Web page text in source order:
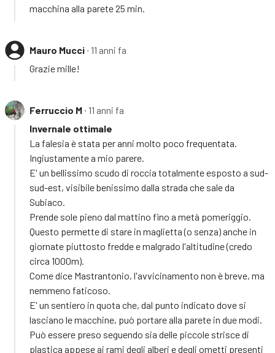
macchina alla parete 25 min.
Mauro Mucci ∙ 11 anni fa
Grazie mille!
Ferruccio M ∙ 11 anni fa
Invernale ottimale
La falesia è stata per anni molto poco frequentata.
Ingiustamente a mio parere.
E' un bellissimo scudo di roccia totalmente esposto a sud-
sud-est, visibile benissimo dalla strada che sale da
Subiaco.
Prende sole pieno dal mattino fino a metà pomeriggio.
Questo permette di stare in maglietta (o senza) anche in
giornate piuttosto fredde e malgrado l'altitudine (credo
circa 1000m).
Come dice Mastrantonio, l'avvicinamento non è breve, ma
nemmeno faticoso.
E' un sentiero in quota che, dal punto indicato dove si
lasciano le macchine, può portare alla parete in due modi.
Può essere preso seguendo sia delle piccole strisce di
plastica appese ai rami degli alberi e degli ometti presenti